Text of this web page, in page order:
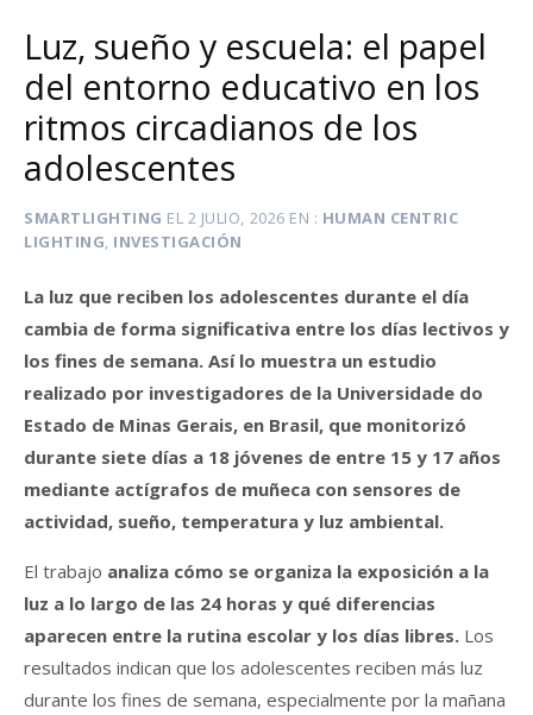
Luz, sueño y escuela: el papel
del entorno educativo en los
ritmos circadianos de los
adolescentes
SMARTLIGHTING EL 2 JULIO, 2026 EN
HUMAN CENTRIC
LIGHTING, INVESTIGACIÓN
La luz que reciben los adolescentes durante el día
cambia de forma significativa entre los días lectivos y
los fines de semana. Así lo muestra un estudio
realizado por investigadores de la Universidade do
Estado de Minas Gerais, en Brasil, que monitorizó
durante siete días a 18 jóvenes de entre 15 y 17 años
mediante actígrafos de muñeca con sensores de
actividad, sueño, temperatura y luz ambiental.
El trabajo analiza cómo se organiza la exposición a la
luz a lo largo de las 24 horas y qué diferencias
aparecen entre la rutina escolar y los días libres. Los
resultados indican que los adolescentes reciben más luz
durante los fines de semana, especialmente por la mañana